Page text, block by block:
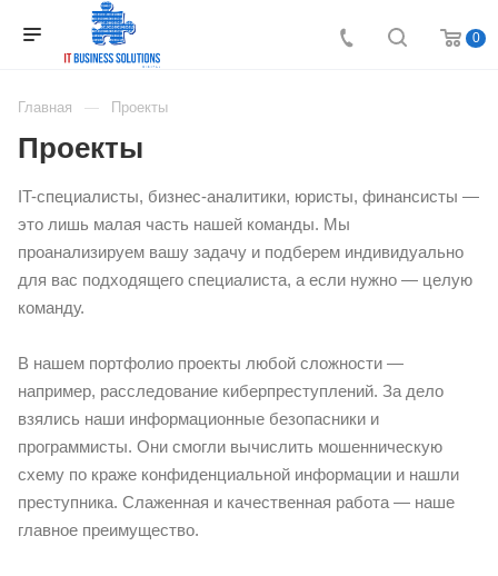
0
Главная Проекты
Проекты
IT-специалисты, бизнес-аналитики, юристы, финансисты —
это лишь малая часть нашей команды. Мы
проанализируем вашу задачу и подберем индивидуально
для вас подходящего специалиста, а если нужно — целую
команду.
В нашем портфолио проекты любой сложности —
например, расследование киберпреступлений. За дело
взялись наши информационные безопасники и
программисты. Они смогли вычислить мошенническую
схему по краже конфиденциальной информации и нашли
преступника. Слаженная и качественная работа — наше
главное преимущество.